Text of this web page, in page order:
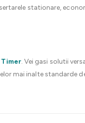
stationare,
. Vei gasi solutii
mai inalte standarde